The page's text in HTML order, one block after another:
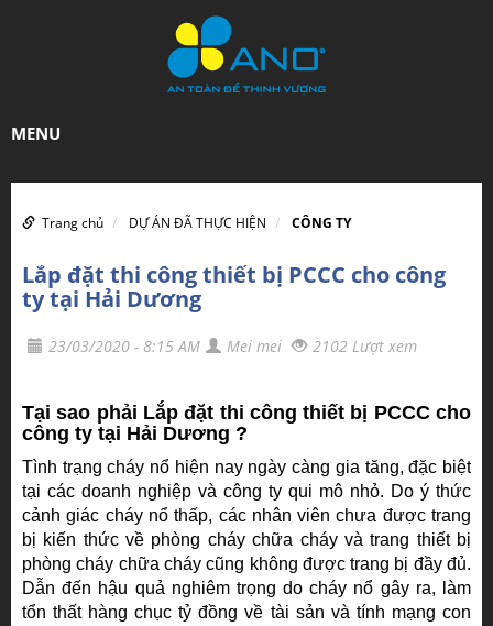
MENU
Trang chủ DỰ ÁN ĐÃ THỰC HIỆN CÔNG TY
Lắp đặt thi công thiết bị PCCC cho công
ty tại Hải Dương
23/03/2020 - 8:15 AM Mei mei 2102 Lượt xem
Tại sao phải Lắp đặt thi công thiết bị PCCC cho
công ty tại Hải Dương ?
Tình trạng cháy nổ hiện nay ngày càng gia tăng, đặc biệt
tại các doanh nghiệp và công ty qui mô nhỏ. Do ý thức
cảnh giác cháy nổ thấp, các nhân viên chưa được trang
bị kiến thức về phòng cháy chữa cháy và trang thiết bị
phòng cháy chữa cháy cũng không được trang bị đầy đủ.
Dẫn đến hậu quả nghiêm trọng do cháy nổ gây ra, làm
tổn thất hàng chục tỷ đồng về tài sản và tính mạng con